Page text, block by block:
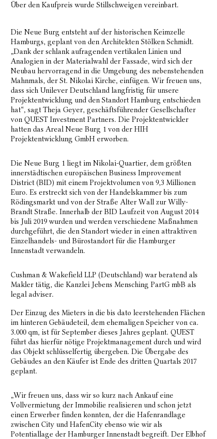
Über den Kaufpreis wurde Stillschweigen vereinbart.
Die Neue Burg entsteht auf der historischen Keimzelle
Hamburgs, geplant von den Architekten Stölken Schmidt.
„Dank der schlank aufragenden vertikalen Linien und
Analogien in der Materialwahl der Fassade, wird sich der
Neubau hervorragend in die Umgebung des nebenstehenden
Mahnmals, der St. Nikolai Kirche, einfügen. Wir freuen uns,
dass sich Unilever Deutschland langfristig für unsere
Projektentwicklung und den Standort Hamburg entschieden
hat“, sagt Theja Geyer, geschäftsführender Gesellschafter
von QUEST Investment Partners. Die Projektentwickler
hatten das Areal Neue Burg 1 von der HIH
Projektentwicklung GmbH erworben.
Die Neue Burg 1 liegt im Nikolai-Quartier, dem größten
innerstädtischen europäischen Business Improvement
District (BID) mit einem Projektvolumen von 9,3 Millionen
Euro. Es erstreckt sich von der Handelskammer bis zum
Rödingsmarkt und von der Straße Alter Wall zur Willy-
Brandt Straße. Innerhalb der BID Laufzeit von August 2014
bis Juli 2019 wurden und werden verschiedene Maßnahmen
durchgeführt, die den Standort wieder in einen attraktiven
Einzelhandels- und Bürostandort für die Hamburger
Innenstadt verwandeln.
Cushman & Wakefield LLP (Deutschland) war beratend als
Makler tätig, die Kanzlei Jebens Mensching PartG mbB als
legal adviser.
Der Einzug des Mieters in die bis dato leerstehenden Flächen
im hinteren Gebäudeteil, dem ehemaligen Speicher von ca.
3.000 qm, ist für September dieses Jahres geplant. QUEST
führt das hierfür nötige Projektmanagement durch und wird
das Objekt schlüsselfertig übergeben. Die Übergabe des
Gebäudes an den Käufer ist Ende des dritten Quartals 2017
geplant.
„Wir freuen uns, dass wir so kurz nach Ankauf eine
Vollvermietung der Immobilie realisieren und schon jetzt
einen Erwerber finden konnten, der die Hafenrandlage
zwischen City und HafenCity ebenso wie wir als
Potentiallage der Hamburger Innenstadt begreift. Der Elbhof